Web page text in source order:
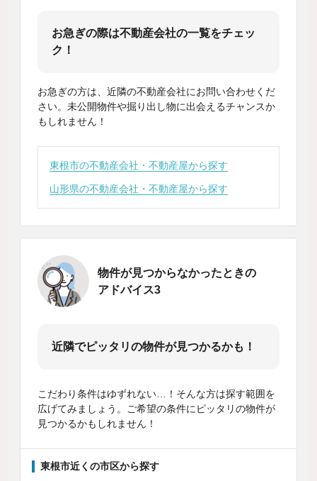
お急ぎの際は不動産会社の一覧をチェッ
ク！
お急ぎの方は、近隣の不動産会社にお問い合わせくだ
さい。未公開物件や掘り出し物に出会えるチャンスか
もしれません！
東根市の不動産会社・不動産屋から探す
山形県の不動産会社・不動産屋から探す
物件が見つからなかったときの
アドバイス3
近隣でピッタリの物件が見つかるかも！
こだわり条件はゆずれない…！そんな方は探す範囲を
広げてみましょう。ご希望の条件にピッタリの物件が
見つかるかもしれません！
東根市近くの市区から探す